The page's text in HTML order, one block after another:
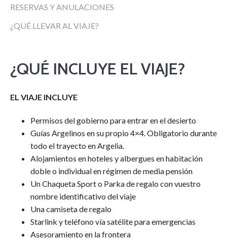
RESERVAS Y ANULACIONES
¿QUÉ LLEVAR AL VIAJE?
¿QUÉ INCLUYE EL VIAJE?
EL VIAJE INCLUYE
Permisos del gobierno para entrar en el desierto
Guías Argelinos en su propio 4×4. Obligatorio durante
todo el trayecto en Argelia.
Alojamientos en hoteles y albergues en habitación
doble o individual en régimen de media pensión
Un Chaqueta Sport o Parka de regalo con vuestro
nombre identificativo del viaje
Una camiseta de regalo
Starlink y teléfono vía satélite para emergencias
Asesoramiento en la frontera